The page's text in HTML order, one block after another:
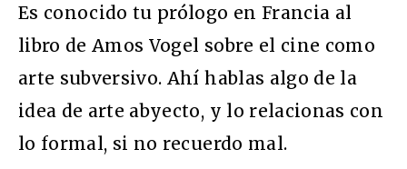
Es conocido tu prólogo en Francia al
libro de Amos Vogel sobre el cine como
arte subversivo. Ahí hablas algo de la
idea de arte abyecto, y lo relacionas con
lo formal, si no recuerdo mal.